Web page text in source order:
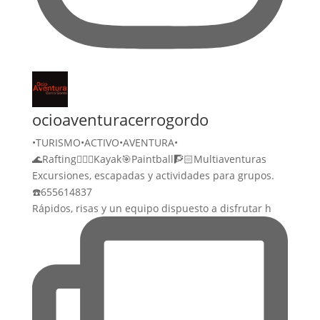
ocioaventuracerrogordo
•TURISMO•ACTIVO•AVENTURA•
🌊Rafting🚣🏻‍♀️Kayak🎯Paintball🧗🏻Multiaventuras
Excursiones, escapadas y actividades para grupos.
☎️655614837
Rápidos, risas y un equipo dispuesto a disfrutar h